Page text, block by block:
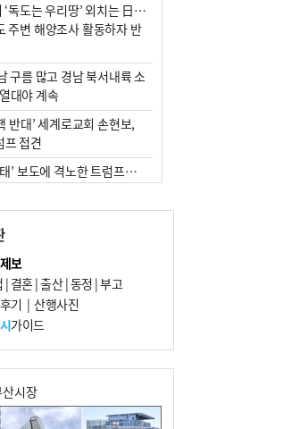
독도는 우리땅’ 외치는 日…
주변 해양조사 활동하자 반
구름 많고 경남 북서내륙 소
대야 계속
반대’ 세계로교회 손현보,
프 접견
’ 보도에 격노한 트럼프…
파열에 폭염 속 사상구 2300
단수
접대’ 논란 축구협회 공식 사
절 행위 없어”
흉기 난동…60대 남성 2명
보
| 결혼|출산|동정 |부고
기 | 산행사진
가이드
시장